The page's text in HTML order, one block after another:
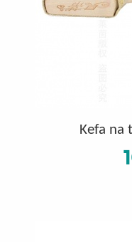
Kefa na